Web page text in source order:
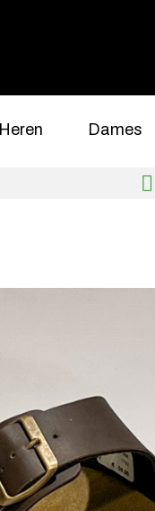
Heren Dames